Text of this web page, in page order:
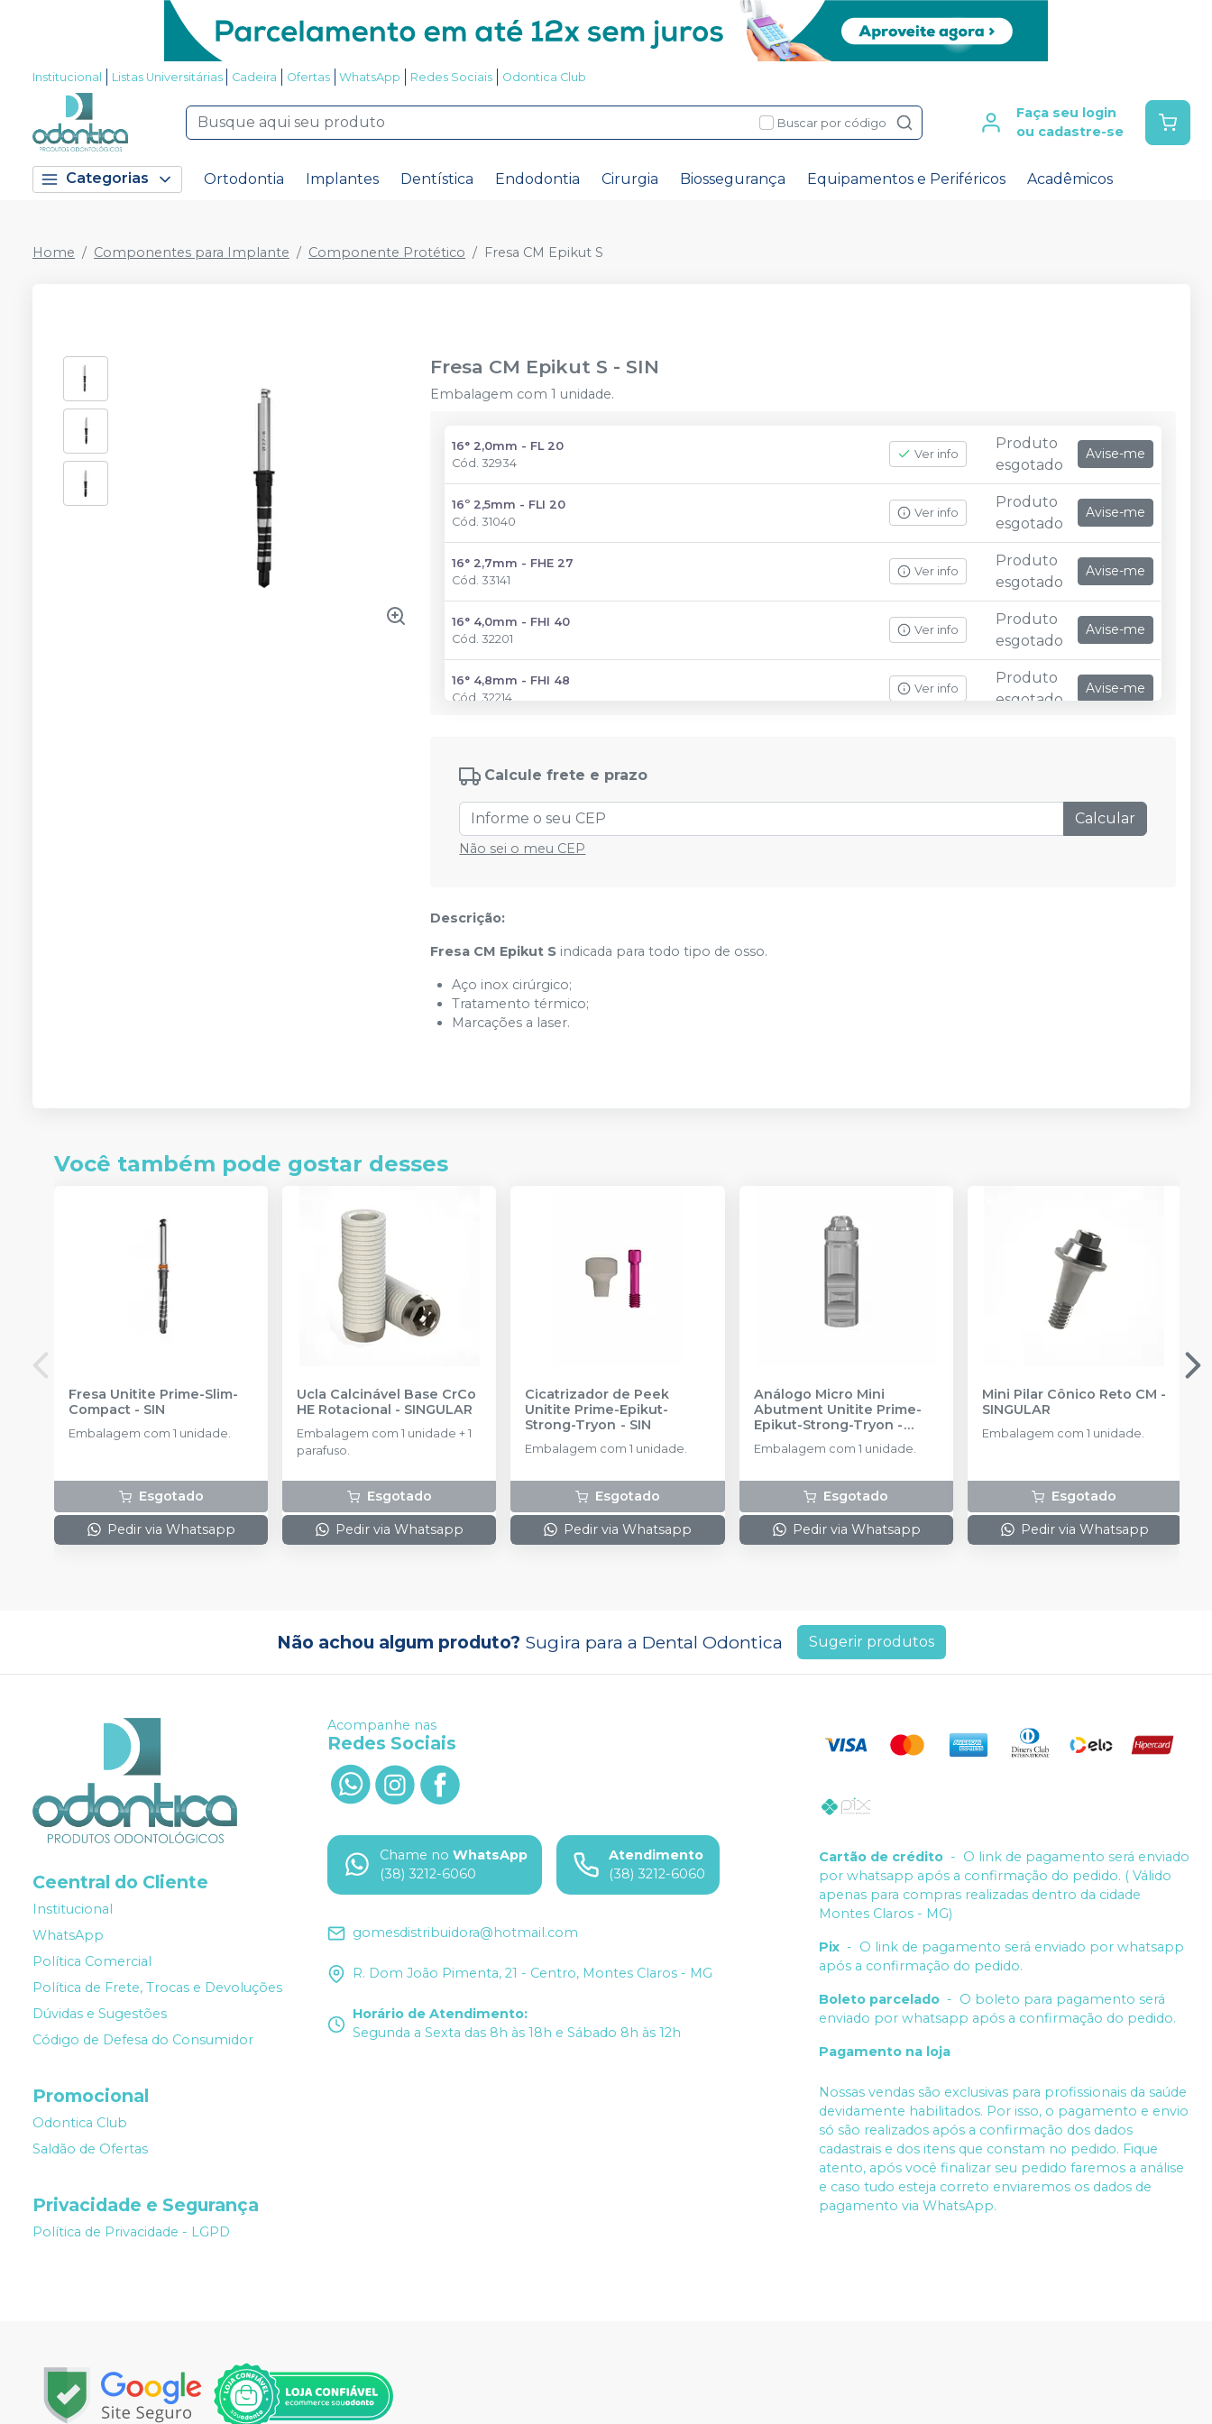
Institucional Listas Universitárias Cadeira Ofertas WhatsApp Redes Sociais Odontica Club
Buscar por código
Faça seu login
ou cadastre-se
Categorias Ortodontia Implantes Dentística Endodontia Cirurgia Biossegurança Equipamentos e Periféricos Acadêmicos
Home Componentes para Implante Componente Protético Fresa CM Epikut S
Fresa CM Epikut S - SIN
Embalagem com 1 unidade.
16° 2,0mm - FL 20
Cód.32934
Ver info
Produto
esgotado
Avise-me
16º 2,5mm - FLI 20
Cód.31040
Ver info
Produto
esgotado
Avise-me
16° 2,7mm - FHE 27
Cód.33141
Ver info
Produto
esgotado
Avise-me
16° 4,0mm - FHI 40
Cód.32201
Ver info
Produto
esgotado
Avise-me
16° 4,8mm - FHI 48
Cód.32214
Ver info
Produto
esgotado
Avise-me
Calcule frete e prazo
Calcular
Não sei o meu CEP
Descrição:
Fresa CM Epikut S indicada para todo tipo de osso.
Aço inox cirúrgico;
Tratamento térmico;
Marcações a laser.
Você também pode gostar desses
Fresa Unitite Prime-Slim-
Compact - SIN
Embalagem com 1 unidade.
Esgotado
Pedir via Whatsapp
Ucla Calcinável Base CrCo
HE Rotacional - SINGULAR
Embalagem com 1 unidade + 1
parafuso.
Esgotado
Pedir via Whatsapp
Cicatrizador de Peek
Unitite Prime-Epikut-
Strong-Tryon - SIN
Embalagem com 1 unidade.
Esgotado
Pedir via Whatsapp
Análogo Micro Mini
Abutment Unitite Prime-
Epikut-Strong-Tryon -
Embalagem com 1 unidade.
Esgotado
Pedir via Whatsapp
Mini Pilar Cônico Reto CM -
SINGULAR
Embalagem com 1 unidade.
Esgotado
Pedir via Whatsapp
Não achou algum produto? Sugira para a Dental Odontica Sugerir produtos
Ceentral do Cliente
Institucional
WhatsApp
Política Comercial
Política de Frete, Trocas e Devoluções
Dúvidas e Sugestões
Código de Defesa do Consumidor
Promocional
Odontica Club
Saldão de Ofertas
Privacidade e Segurança
Política de Privacidade - LGPD
Acompanhe nas
Redes Sociais
Chame no WhatsApp
(38) 3212-6060
Atendimento
(38) 3212-6060
gomesdistribuidora@hotmail.com
R. Dom João Pimenta, 21 - Centro, Montes Claros - MG
Horário de Atendimento:
Segunda a Sexta das 8h às 18h e Sábado 8h às 12h
Cartão de crédito - O link de pagamento será enviado
por whatsapp após a confirmação do pedido. ( Válido
apenas para compras realizadas dentro da cidade
Montes Claros - MG)
Pix - O link de pagamento será enviado por whatsapp
após a confirmação do pedido.
Boleto parcelado - O boleto para pagamento será
enviado por whatsapp após a confirmação do pedido.
Pagamento na loja
Nossas vendas são exclusivas para profissionais da saúde
devidamente habilitados. Por isso, o pagamento e envio
só são realizados após a confirmação dos dados
cadastrais e dos itens que constam no pedido. Fique
atento, após você finalizar seu pedido faremos a análise
e caso tudo esteja correto enviaremos os dados de
pagamento via WhatsApp.